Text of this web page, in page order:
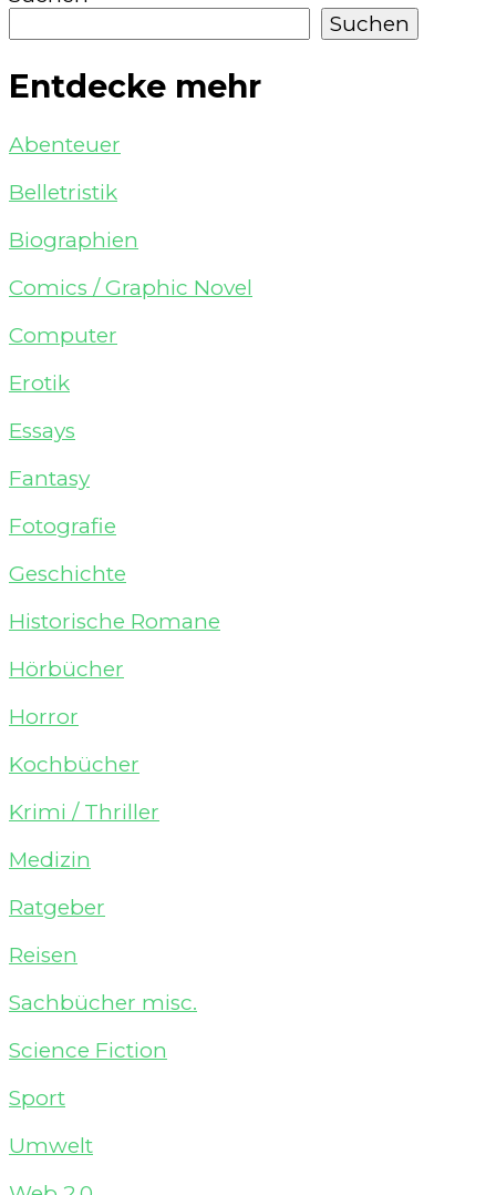
Suchen
Entdecke mehr
Abenteuer
Belletristik
Biographien
Comics / Graphic Novel
Computer
Erotik
Essays
Fantasy
Fotografie
Geschichte
Historische Romane
Hörbücher
Horror
Kochbücher
Krimi / Thriller
Medizin
Ratgeber
Reisen
Sachbücher misc.
Science Fiction
Sport
Umwelt